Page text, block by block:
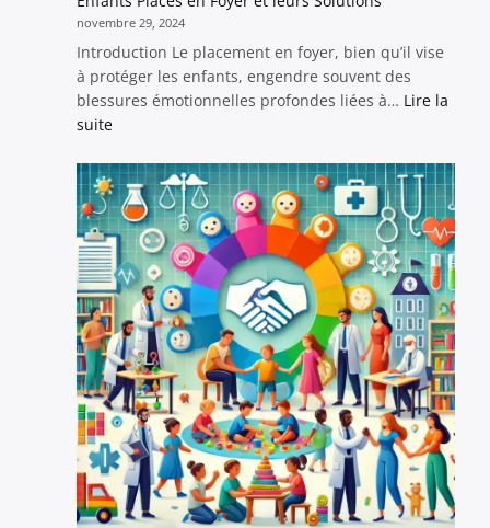
novembre 29, 2024
Introduction Le placement en foyer, bien qu’il vise
à protéger les enfants, engendre souvent des
blessures émotionnelles profondes liées à… Lire la
suite:
Conséquences
en
Attachement
Affectif
des
Enfants
Placés
en
Foyer
et
leurs
Solutions